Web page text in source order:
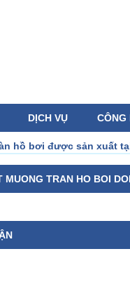
DỊCH VỤ CÔNG
hồ bơi được sản xuất
MUONG TRAN HO BOI